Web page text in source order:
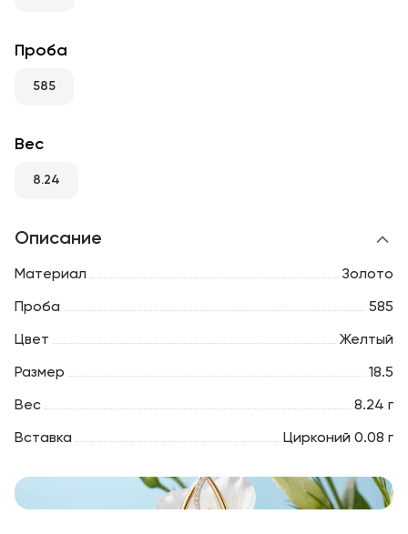
Проба
585
Вес
8.24
Описание
Материал Золото
Проба 585
Цвет Желтый
Размер 18.5
Вес 8.24 г
Вставка Цирконий 0.08 г